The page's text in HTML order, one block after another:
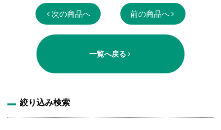
次の商品へ 前の商品へ
一覧へ戻る
絞り込み検索